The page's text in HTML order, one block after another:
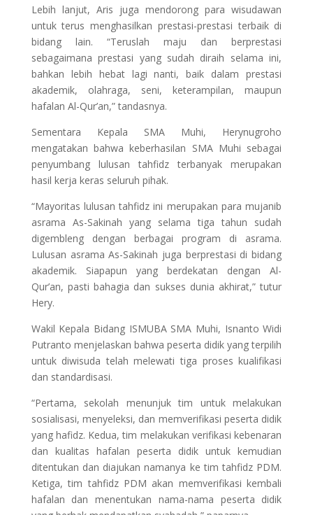
Lebih lanjut, Aris juga mendorong para wisudawan
untuk terus menghasilkan prestasi-prestasi terbaik di
bidang lain. “Teruslah maju dan berprestasi
sebagaimana prestasi yang sudah diraih selama ini,
bahkan lebih hebat lagi nanti, baik dalam prestasi
akademik, olahraga, seni, keterampilan, maupun
hafalan Al-Qur’an,” tandasnya.
Sementara Kepala SMA Muhi, Herynugroho
mengatakan bahwa keberhasilan SMA Muhi sebagai
penyumbang lulusan tahfidz terbanyak merupakan
hasil kerja keras seluruh pihak.
“Mayoritas lulusan tahfidz ini merupakan para mujanib
asrama As-Sakinah yang selama tiga tahun sudah
digembleng dengan berbagai program di asrama.
Lulusan asrama As-Sakinah juga berprestasi di bidang
akademik. Siapapun yang berdekatan dengan Al-
Qur’an, pasti bahagia dan sukses dunia akhirat,” tutur
Hery.
Wakil Kepala Bidang ISMUBA SMA Muhi, Isnanto Widi
Putranto menjelaskan bahwa peserta didik yang terpilih
untuk diwisuda telah melewati tiga proses kualifikasi
dan standardisasi.
“Pertama, sekolah menunjuk tim untuk melakukan
sosialisasi, menyeleksi, dan memverifikasi peserta didik
yang hafidz. Kedua, tim melakukan verifikasi kebenaran
dan kualitas hafalan peserta didik untuk kemudian
ditentukan dan diajukan namanya ke tim tahfidz PDM.
Ketiga, tim tahfidz PDM akan memverifikasi kembali
hafalan dan menentukan nama-nama peserta didik